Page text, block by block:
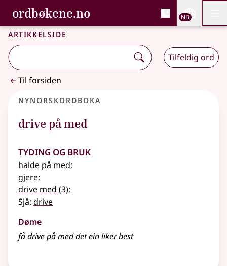
Gå til hovedinnhold
Tilgjengelighet
ordbøkene.no, Bokmålsordboka og
Bokmålsordboka og Nynorskordboka
NB
Artikkelside
Tilfeldig ord
Til forsiden
Nynorskordboka
drive på med
Tyding og bruk
halde på med;
gjere;
drive med (3);
Sjå: drive
Døme
få drive på med det ein liker best